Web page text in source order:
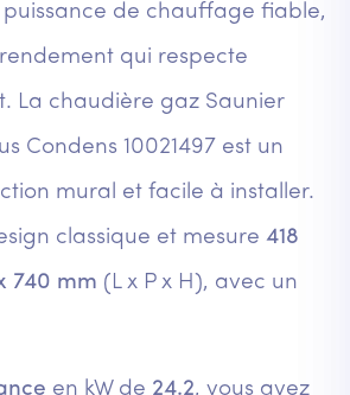
de chauffage fiable,
qui respecte
La chaudière gaz Saunier
Condens 10021497 est un
mural et facile à installer.
classique et mesure 418
740 mm (L x P x H), avec un
en kW de 24.2, vous avez